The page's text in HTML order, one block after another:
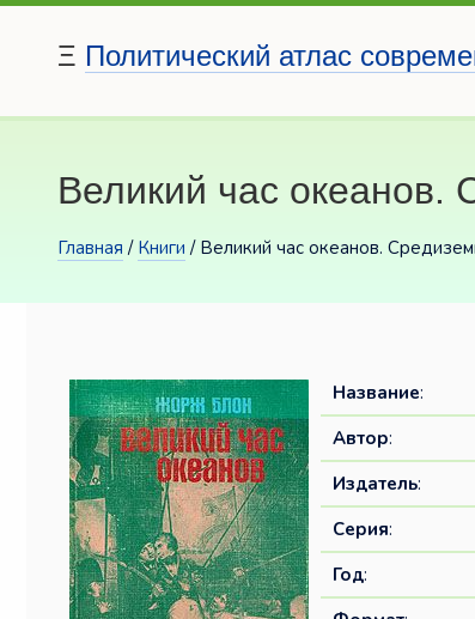
Ξ Политический атлас
Великий час океанов.
Главная / Книги / Великий час океанов.
Название:
Автор:
Издатель:
Серия:
Год: